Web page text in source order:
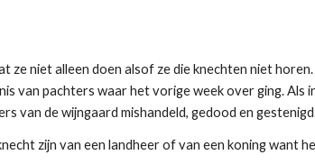
niet alleen doen alsof ze die knechten niet horen.
van pachters waar het vorige week over ging. Als
van de wijngaard mishandeld, gedood en
zijn van een landheer of van een koning want